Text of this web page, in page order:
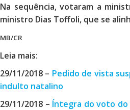
Na sequência, votaram a
ministro Dias Toffoli, que se
MB/CR
Leia mais:
29/11/2018 – Pedido de vista
indulto natalino
29/11/2018 – Íntegra do voto do